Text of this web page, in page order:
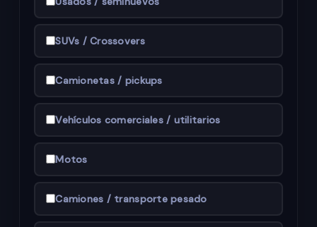
SUVs / Crossovers
Camionetas / pickups
Vehículos comerciales / utilitarios
Motos
Camiones / transporte pesado